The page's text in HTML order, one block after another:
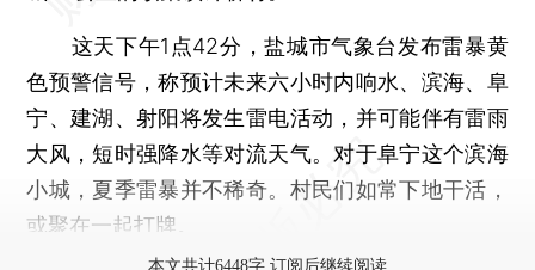
这天下午1点42分，盐城市气象台发布雷暴黄
色预警信号，称预计未来六小时内响水、滨海、阜
宁、建湖、射阳将发生雷电活动，并可能伴有雷雨
大风，短时强降水等对流天气。对于阜宁这个滨海
小城，夏季雷暴并不稀奇。村民们如常下地干活，
或聚在一起打牌。
本文共计6448字 订阅后继续阅读